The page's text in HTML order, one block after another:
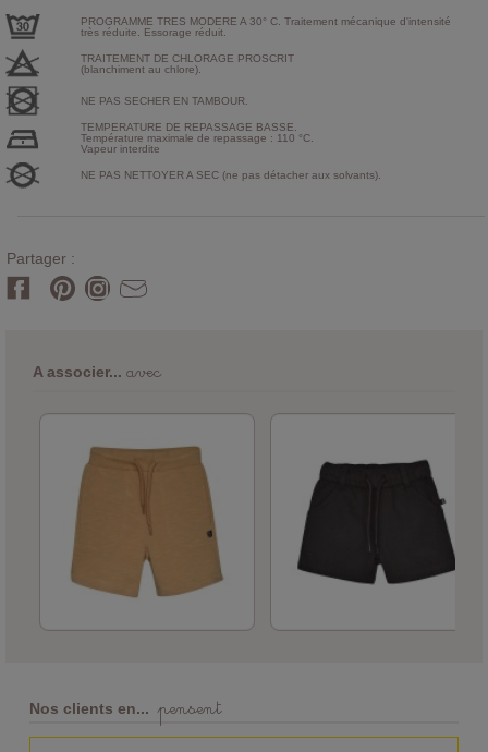
PROGRAMME TRES MODERE A 30° C. Traitement mécanique d'intensité
très réduite. Essorage réduit.
TRAITEMENT DE CHLORAGE PROSCRIT
(blanchiment au chlore).
NE PAS SECHER EN TAMBOUR.
TEMPERATURE DE REPASSAGE BASSE.
Température maximale de repassage : 110 °C.
Vapeur interdite
NE PAS NETTOYER A SEC (ne pas détacher aux solvants).
Partager :
A associer...
Nos clients en... pensent